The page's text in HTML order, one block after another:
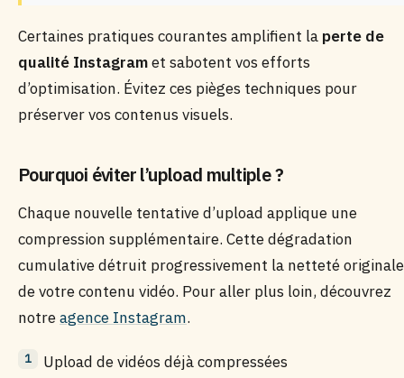
Certaines pratiques courantes amplifient la perte de
qualité Instagramet sabotent vos efforts
d’optimisation. Évitez ces pièges techniques pour
préserver vos contenus visuels.
Pourquoi éviter l’upload multiple ?
Chaque nouvelle tentative d’upload applique une
compression supplémentaire. Cette dégradation
cumulative détruit progressivement la netteté originale
de votre contenu vidéo. Pour aller plus loin, découvrez
notreagence Instagram.
Upload de vidéos déjà compressées